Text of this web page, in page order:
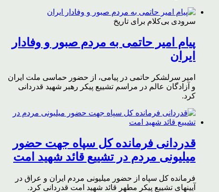
سرودی بی‌کلام برای تاریخ
پیام امیر حاتمی به مردم صبور و وفادار
ایران
امیر سرلشکر حاتمی در پیامی، از حضور حماسی ملت ایران
و آزادگان عالم در مراسم تشییع پیکر رهبر شهید قدردانی
کرد.
قدردانی فرمانده کل سپاه جهت حضور
میلیونی مردم در تشییع قائد شهید امت
فرمانده کل سپاه از حضور میلیونی مردم ایران و عراق در
آیینهای تشییع پیکر مطهر قائد شهید امت قدردانی کرد.